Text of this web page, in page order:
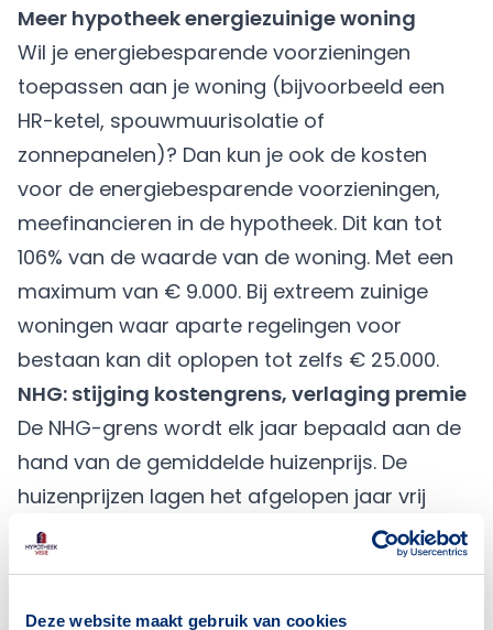
Deze website maakt gebruik van cookies
Meer hypotheek energiezuinige woning
Wil je energiebesparende voorzieningen
toepassen aan je woning (bijvoorbeeld een
HR-ketel, spouwmuurisolatie of
zonnepanelen)? Dan kun je ook de kosten
voor de energiebesparende voorzieningen,
meefinancieren in de hypotheek. Dit kan tot
106% van de waarde van de woning. Met een
maximum van € 9.000. Bij extreem zuinige
woningen waar aparte regelingen voor
bestaan kan dit oplopen tot zelfs € 25.000.
NHG: stijging kostengrens, verlaging premie
De NHG-grens wordt elk jaar bepaald aan de
hand van de gemiddelde huizenprijs. De
huizenprijzen lagen het afgelopen jaar vrij
hoog. Hierdoor stijgt de NHG-grens in 2020
naar € 310.000. Oversluiten van een